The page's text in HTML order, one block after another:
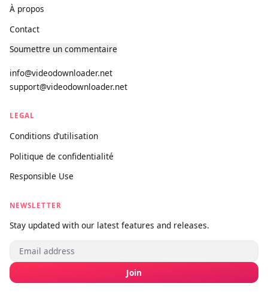
Le téléchargeur de médias universel le plus puissant au
PRODUITS
Téléchargeur de Vidéos
Version Pro
Soumettre un commentaire
info@videodownloader.net
support@videodownloader.net
LEGAL